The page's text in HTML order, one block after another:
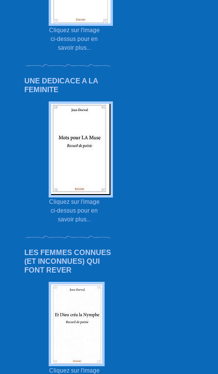
Cliquez sur l'image
ci-dessus pour en
savoir plus...
UNE DEDICACE A LA
FEMINITE
Cliquez sur l'image
ci-dessus pour en
savoir plus...
LES FEMMES CONNUES
(ET INCONNUES) QUI
FONT REVER
Cliquez sur l'image